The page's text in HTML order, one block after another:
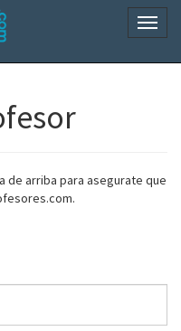
de arriba para asegurate que